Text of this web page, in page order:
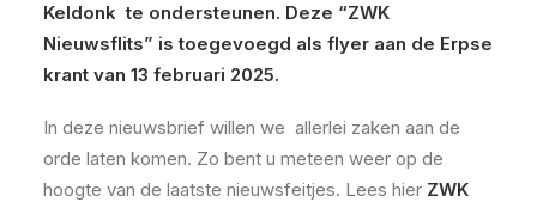
Keldonk te ondersteunen. Deze “ZWK
Nieuwsflits” is toegevoegd als flyer aan de Erpse
krant van 13 februari 2025.
In deze nieuwsbrief willen we allerlei zaken aan de
orde laten komen. Zo bent u meteen weer op de
hoogte van de laatste nieuwsfeitjes. Lees hier ZWK